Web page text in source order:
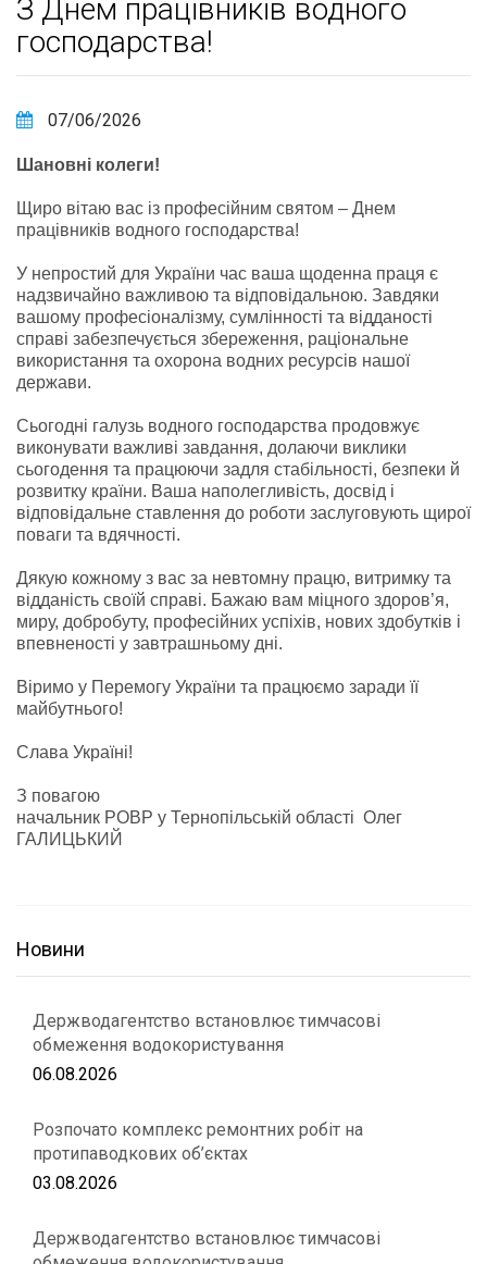
З Днем працівників водного
господарства!
07/06/2026
Шановні колеги!
Щиро вітаю вас із професійним святом – Днем
працівників водного господарства!
У непростий для України час ваша щоденна праця є
надзвичайно важливою та відповідальною. Завдяки
вашому професіоналізму, сумлінності та відданості
справі забезпечується збереження, раціональне
використання та охорона водних ресурсів нашої
держави.
Сьогодні галузь водного господарства продовжує
виконувати важливі завдання, долаючи виклики
сьогодення та працюючи задля стабільності, безпеки й
розвитку країни. Ваша наполегливість, досвід і
відповідальне ставлення до роботи заслуговують щирої
поваги та вдячності.
Дякую кожному з вас за невтомну працю, витримку та
відданість своїй справі. Бажаю вам міцного здоров’я,
миру, добробуту, професійних успіхів, нових здобутків і
впевненості у завтрашньому дні.
Віримо у Перемогу України та працюємо заради її
майбутнього!
Слава Україні!
З повагою
начальник РОВР у Тернопільській області Олег
ГАЛИЦЬКИЙ
Новини
Держводагентство встановлює тимчасові
обмеження водокористування
06.08.2026
Розпочато комплекс ремонтних робіт на
протипаводкових об’єктах
03.08.2026
Держводагентство встановлює тимчасові